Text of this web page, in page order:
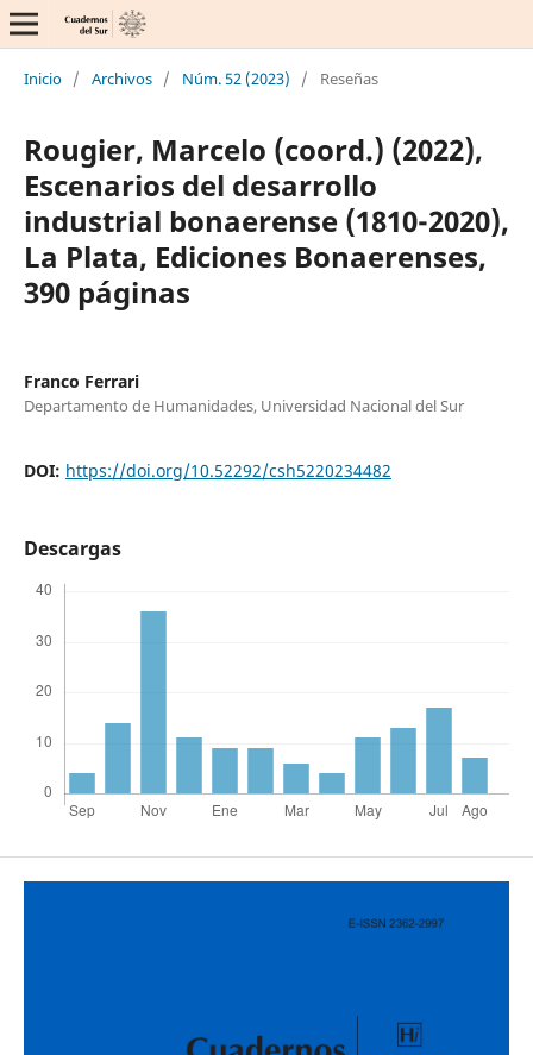
Inicio / Archivos / Núm. 52 (2023) / Reseñas
Rougier, Marcelo (coord.) (2022),
Escenarios del desarrollo
industrial bonaerense (1810-2020),
La Plata, Ediciones Bonaerenses,
390 páginas
Franco Ferrari
Departamento de Humanidades, Universidad Nacional del Sur
DOI: https://doi.org/10.52292/csh5220234482
Descargas